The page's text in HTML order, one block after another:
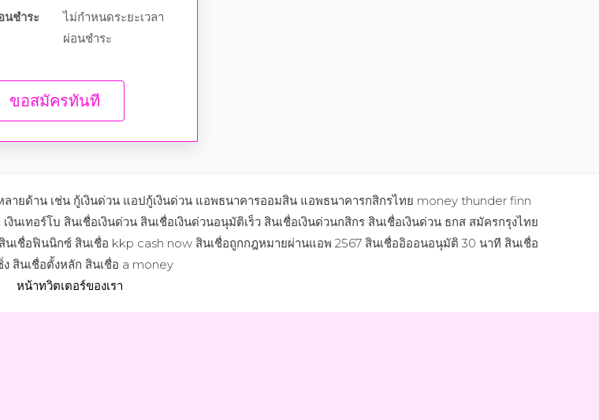
นชำระ
ไม่กำหนดระยะเวลา
ผ่อนชำระ
ขอสมัครทันที
ายด้าน เช่น กู้เงินด่วน แอปกู้เงินด่วน แอพธนาคารออมสิน แอพธนาคารกสิกรไทย money thunder finn
นเทอร์โบ สินเชื่อเงินด่วน สินเชื่อเงินด่วนอนุมัติเร็ว สินเชื่อเงินด่วนกสิกร สินเชื่อเงินด่วน ธกส สมัครกรุงไทย
เชื่อฟินนิกซ์ สินเชื่อ kkp cash now สินเชื่อถูกกฎหมายผ่านแอพ 2567 สินเชื่ออิออนอนุมัติ 30 นาที สินเชื่อ
ง สินเชื่อตั้งหลัก สินเชื่อ a money
หน้าทวิตเตอร์ของเรา